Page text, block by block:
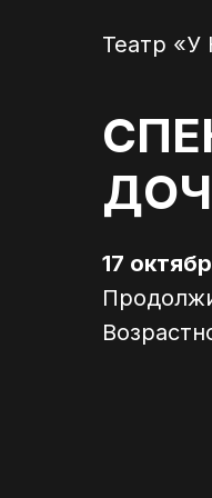
Театр «У
17